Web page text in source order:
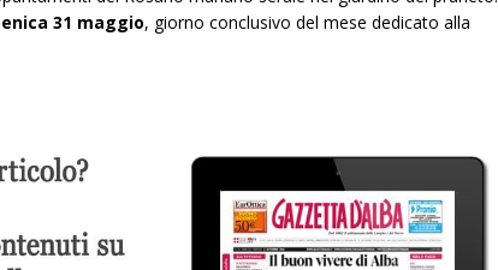
31 maggio, giorno conclusivo del mese dedicato alla